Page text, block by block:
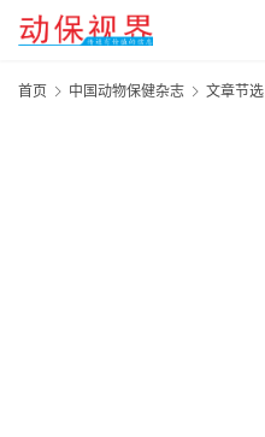
首页 中国动物保健杂志 文章节选